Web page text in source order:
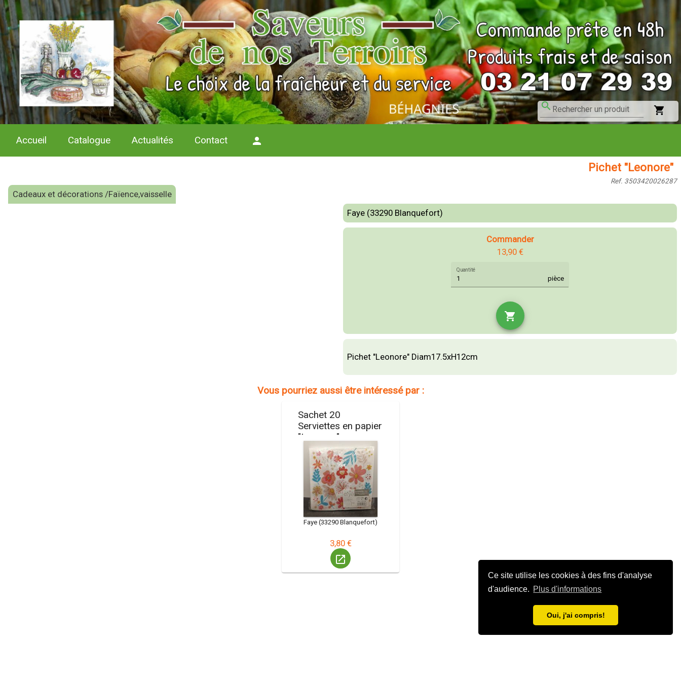
Ce site utilise les cookies à des fins d'analyse
d'audience. Plus d'informations
Oui, j'ai compris!
search Rechercher un produit shopping_cart
Accueil Catalogue Actualités Contact person
Pichet "Leonore"
Ref. 3503420026287
Cadeaux et décorations /Faïence,vaisselle
Faye (33290 Blanquefort)
Commander
13,90 €
Quantité
pièce
shopping_cart
Pichet "Leonore" Diam17.5xH12cm
Vous pourriez aussi être intéressé par :
Sachet 20
Serviettes en papier
"Leonore"
Faye (33290 Blanquefort)
3,80 €
launch